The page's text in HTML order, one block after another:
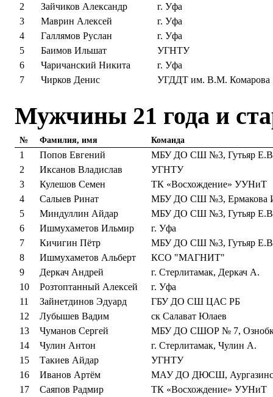
2
Зайчиков Александр
г. Уфа
3
Маврин Алексей
г. Уфа
4
Галлямов Руслан
г. Уфа
5
Баимов Ильшат
УГНТУ
6
Чаричанский Никита
г. Уфа
7
Чирков Денис УГДДТ им. В.М. Комарова
Мужчины 21 года и
№ Фамилия, имя Команда
1 Попов Евгений
МБУ ДО СШ №3, Гутьяр
2
Иксанов Владислав
УГНТУ
3
Кулешов Семен
ТК «Восхождение» УУНиТ
4
Салыев Ринат
МБУ ДО СШ №3, Ермакова
5
Миндуллин Айдар
МБУ ДО СШ №3, Гутьяр
6
Ишмухаметов Ильмир
г. Уфа
7
Кичигин Пётр
МБУ ДО СШ №3, Гутьяр
8
Ишмухаметов Альберт
КСО "МАГНИТ"
9
Деркач Андрей
г. Стерлитамак, Деркач А.
10
Розтоптанный Алексей
г. Уфа
11
Зайнетдинов Эдуард
ГБУ ДО СШ ЦАС РБ
12
Лубышев Вадим
ск Салават Юлаев
13
Чуманов Сергей
МБУ ДО СШОР № 7,
14
Чулин Антон
г. Стерлитамак, Чулин А.
15
Такиев Айдар
УГНТУ
16
Иванов Артём
МАУ ДО ДЮСШ,
17
Саяпов Радмир
ТК «Восхождение» УУНиТ